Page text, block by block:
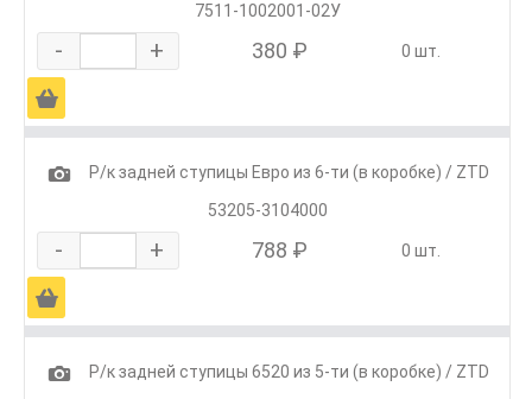
7511-1002001-02У
- + 380 ₽ 0 шт.
Ä
1
Р/к задней ступицы Евро из 6-ти (в коробке) / ZTD
53205-3104000
- + 788 ₽ 0 шт.
Ä
1
Р/к задней ступицы 6520 из 5-ти (в коробке) / ZTD